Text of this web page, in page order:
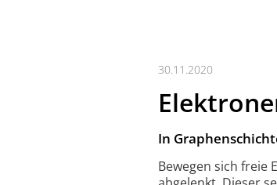
30.11.2020
In
Bewegen sich freie